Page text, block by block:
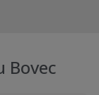
Bovec